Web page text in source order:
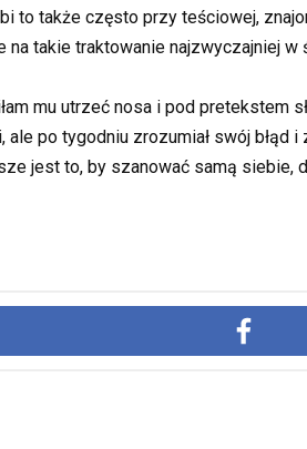
to także często przy teściowej,
na takie traktowanie najzwyczajniej w
mu utrzeć nosa i pod pretekstem
ale po tygodniu zrozumiał swój błąd
jest to, by szanować samą siebie,